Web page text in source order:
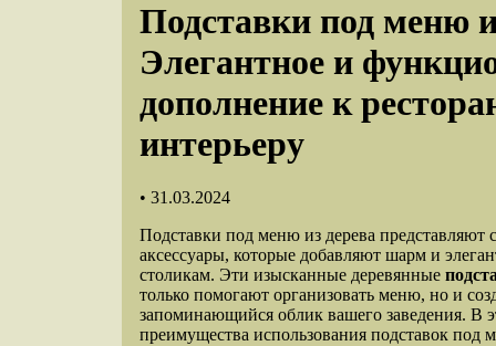
Подставки под меню
Элегантное и
дополнение к
интерьеру
• 31.03.2024
Подставки под меню из дерева представляют
аксессуары, которые добавляют шарм и
столикам. Эти изысканные деревянные
только помогают организовать меню, но и
запоминающийся облик вашего заведения. В
преимущества использования подставок под